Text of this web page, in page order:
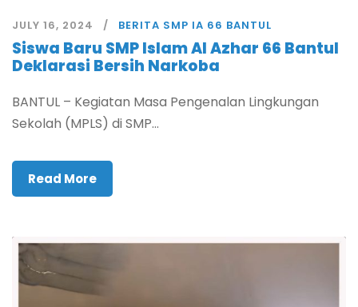
JULY 16, 2024 BERITA SMP IA 66 BANTUL
Siswa Baru SMP Islam Al Azhar 66 Bantul
Deklarasi Bersih Narkoba
BANTUL – Kegiatan Masa Pengenalan Lingkungan
Sekolah (MPLS) di SMP...
Read More